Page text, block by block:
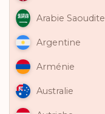
Arabie Saoudite
Argentine
Arménie
Australie